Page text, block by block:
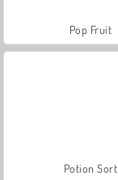
Pop Fruit
Potion Sort